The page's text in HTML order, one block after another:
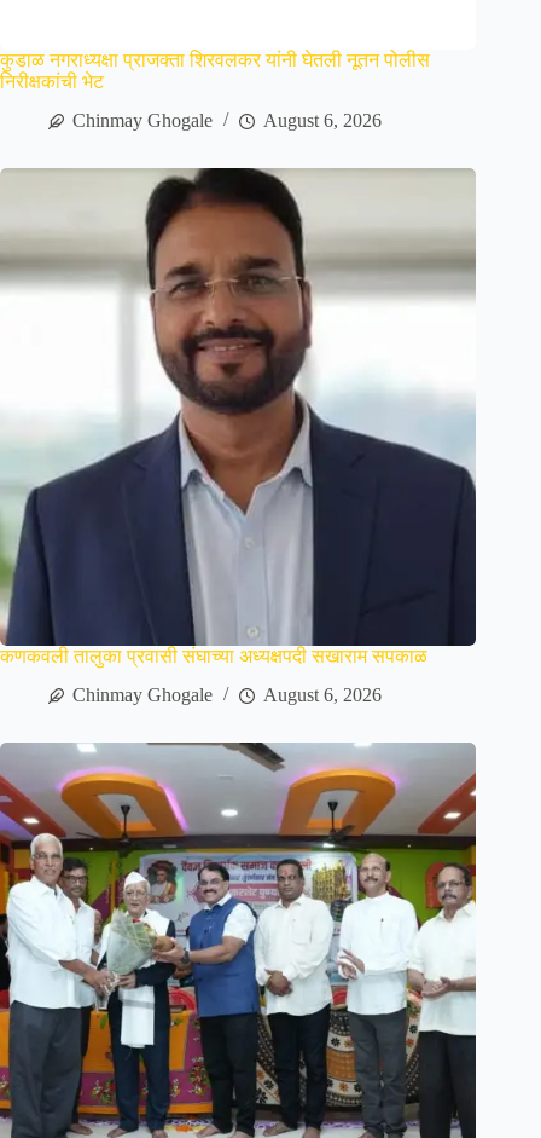
कुडाळ नगराध्यक्षा प्राजक्ता शिरवलकर यांनी घेतली नूतन पोलीस
निरीक्षकांची भेट
Chinmay Ghogale
August 6, 2026
कणकवली तालुका प्रवासी संघाच्या अध्यक्षपदी सखाराम सपकाळ
Chinmay Ghogale
August 6, 2026